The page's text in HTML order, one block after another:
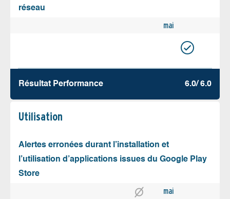
réseau
mai
Résultat Performance 6.0/ 6.0
Utilisation
Alertes erronées durant l’installation et
l’utilisation d’applications issues du Google Play
Store
mai